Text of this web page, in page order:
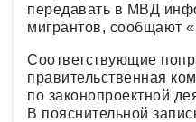
передавать в МВД
мигрантов, сообщают
Соответствующие
правительственная
по законопроектной
В пояснительной